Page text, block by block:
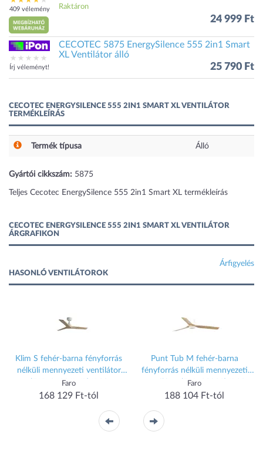
409 vélemény Raktáron
24 999 Ft
Írj véleményt!
CECOTEC 5875 EnergySilence 555 2in1 Smart
XL Ventilátor álló
25 790 Ft
CECOTEC ENERGYSILENCE 555 2IN1 SMART XL VENTILÁTOR
TERMÉKLEÍRÁS
Termék típusa Álló
Gyártói cikkszám: 5875
Teljes Cecotec EnergySilence 555 2in1 Smart XL termékleírás
CECOTEC ENERGYSILENCE 555 2IN1 SMART XL VENTILÁTOR
ÁRGRAFIKON
Árfigyelés
HASONLÓ VENTILÁTOROK
Klim S fehér-barna fényforrás
nélküli mennyezeti ventilátor
Faro
168 129 Ft-tól
Punt Tub M fehér-barna
fényforrás nélküli mennyezeti
Faro
188 104 Ft-tól